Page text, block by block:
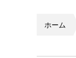
ホーム